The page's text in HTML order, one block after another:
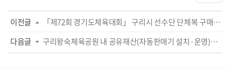
이전글
「제72회 경기도체육대회」 구리시 선수단 단체복 구매 입찰 취소 공고
다음글
구리왕숙체육공원 내 공유재산(자동판매기 설치·운영)사용·수익 허가 입찰 재공고(2...